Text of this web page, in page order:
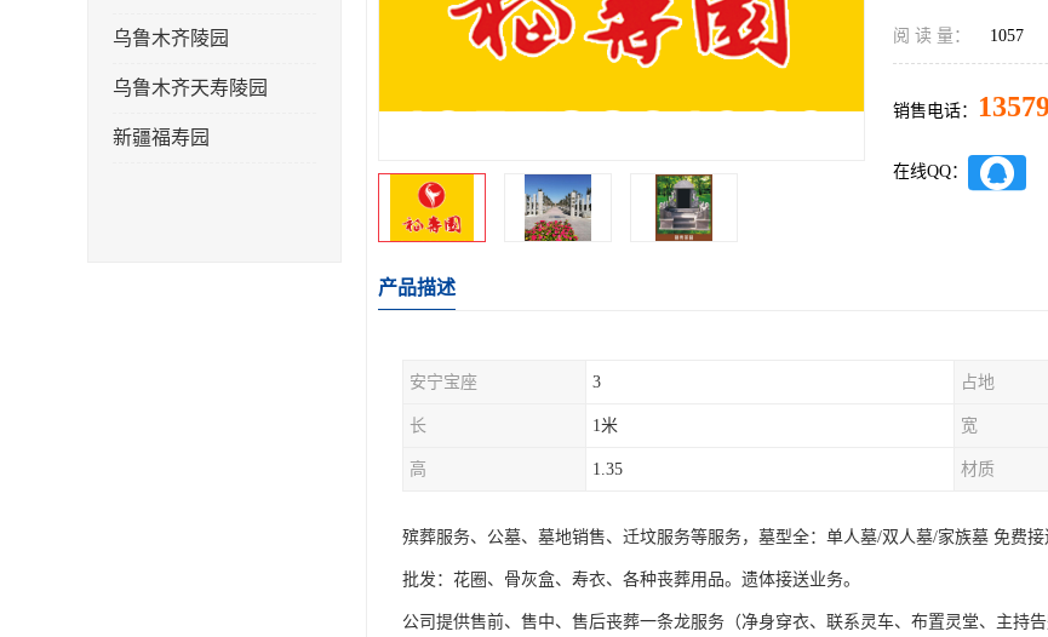
乌鲁木齐陵园
乌鲁木齐天寿陵园
新疆福寿园
阅 读 量： 1057
销售电话：
在线QQ：
产品描述
安宁宝座 3 占地
长 1米 宽
高 1.35 材质
殡葬服务、公墓、墓地销售、迁坟服务等服务，墓型全：单人墓/双人墓/家族墓 免费
批发：花圈、骨灰盒、寿衣、各种丧葬用品。遗体接送业务。
公司提供售前、售中、售后丧葬一条龙服务（净身穿衣、联系灵车、布置灵堂、主持